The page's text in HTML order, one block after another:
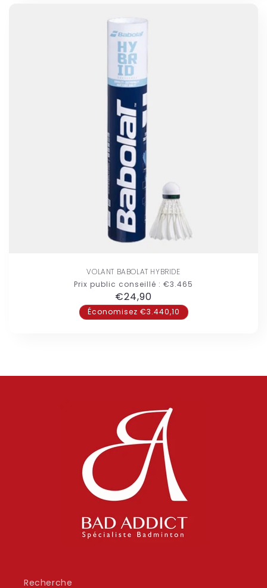
VOLANT BABOLAT HYBRIDE
Prix public conseillé : €3.465
Prix
habituel
€24,90
Économisez €3.440,10
Recherche